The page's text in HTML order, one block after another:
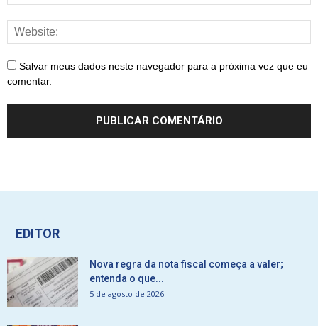
Salvar meus dados neste navegador para a próxima vez que eu
comentar.
EDITOR
Nova regra da nota fiscal começa a valer;
entenda o que...
5 de agosto de 2026